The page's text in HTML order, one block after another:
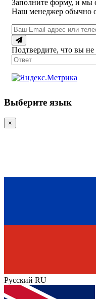
Заполните форму, и мы
Наш менеджер обычно
Подтвердите, что вы не
Выберите язык
×
Русский RU